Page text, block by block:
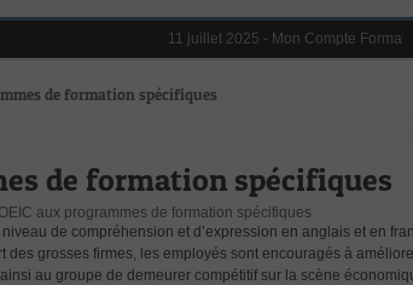
11 juillet 2025 -Mon Compte Formation
6 janvier 2025 -Au 1er janvier 2025, le
21 octobre 2024 -
de formation spécifiques
de formation spécifiques
aux programmes de formation spécifiques
de compréhension et d’expression en anglais et en
des grosses firmes, les employés sont encouragés à
au groupe de demeurer compétitif sur la scène